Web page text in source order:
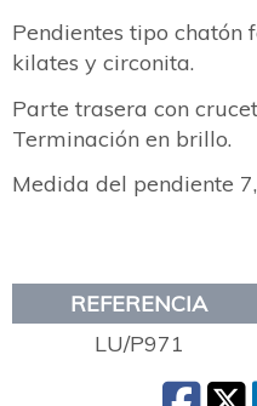
Pendientes tipo chatón
kilates y circonita.
Parte trasera con
Terminación en brillo.
Medida del pendiente
REFERENCIA
LU/P971